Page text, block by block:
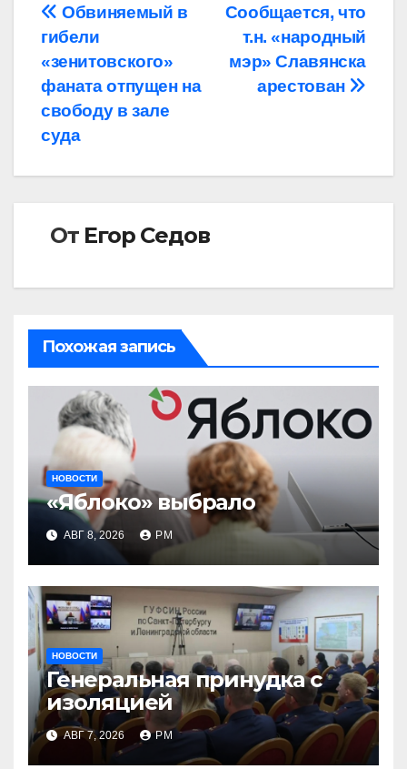
Навигация
по
записям
Сообщается, что
т.н. «народный
мэр» Славянска
арестован
Обвиняемый в
гибели
«зенитовского»
фаната отпущен на
свободу в зале
суда
От Егор Седов
Похожая запись
НОВОСТИ
«Яблоко» выбрало
АВГ 8, 2026 РМ
НОВОСТИ
Генеральная принудка с
изоляцией
АВГ 7, 2026 РМ